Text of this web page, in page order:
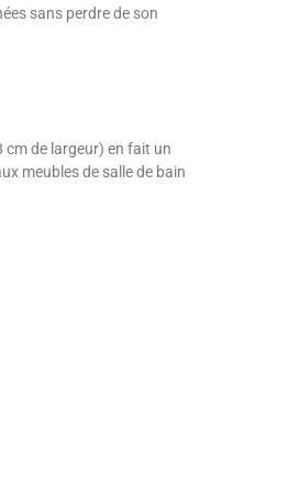
sans perdre de son
cm de largeur) en fait un
meubles de salle de bain